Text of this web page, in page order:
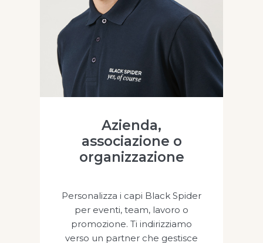
Azienda,
associazione o
organizzazione
Personalizza i capi Black Spider
per eventi, team, lavoro o
promozione. Ti indirizziamo
verso un partner che gestisce